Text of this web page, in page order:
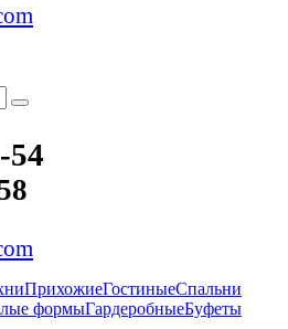
54
ПрихожиеГостиныеСпальни
формыГардеробныеБуфеты